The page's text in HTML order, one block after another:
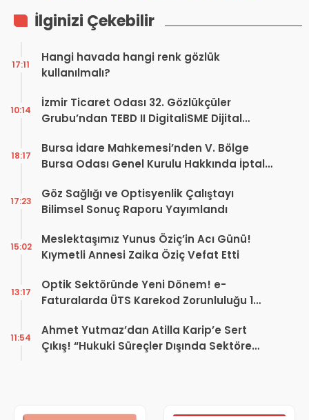
İlginizi Çekebilir
Hangi havada hangi renk gözlük
kullanılmalı?
17:11
İzmir Ticaret Odası 32. Gözlükçüler
Grubu’ndan TEBD II DigitaliSME Dijital
10:14
Bursa İdare Mahkemesi’nden V. Bölge
Bursa Odası Genel Kurulu Hakkında İptal
18:17
Göz Sağlığı ve Optisyenlik Çalıştayı
Bilimsel Sonuç Raporu Yayımlandı
17:23
Meslektaşımız Yunus Öziç’in Acı Günü!
Kıymetli Annesi Zaika Öziç Vefat Etti
15:02
Optik Sektöründe Yeni Dönem! e-
Faturalarda ÜTS Karekod Zorunluluğu 1
13:17
Ahmet Yutmaz’dan Atilla Karip’e Sert
Çıkış! “Hukuki Süreçler Dışında Sektöre
11:54